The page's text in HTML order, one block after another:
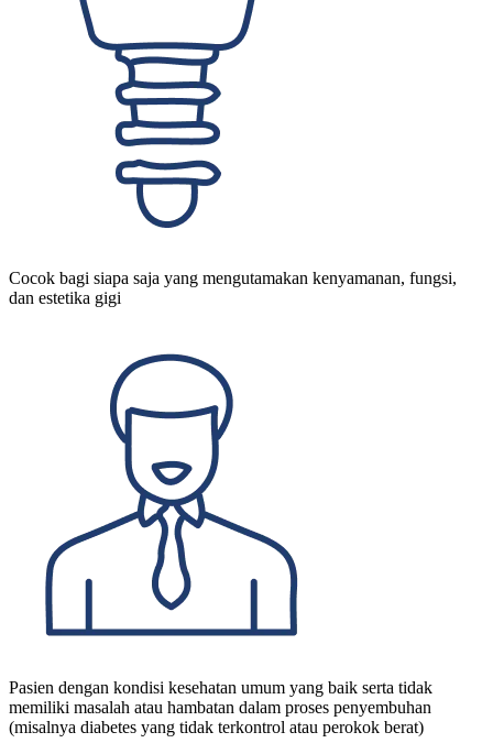
Cocok bagi siapa saja yang mengutamakan kenyamanan, fungsi,
dan estetika gigi
Pasien dengan kondisi kesehatan umum yang baik serta tidak
memiliki masalah atau hambatan dalam proses penyembuhan
(misalnya diabetes yang tidak terkontrol atau perokok berat)